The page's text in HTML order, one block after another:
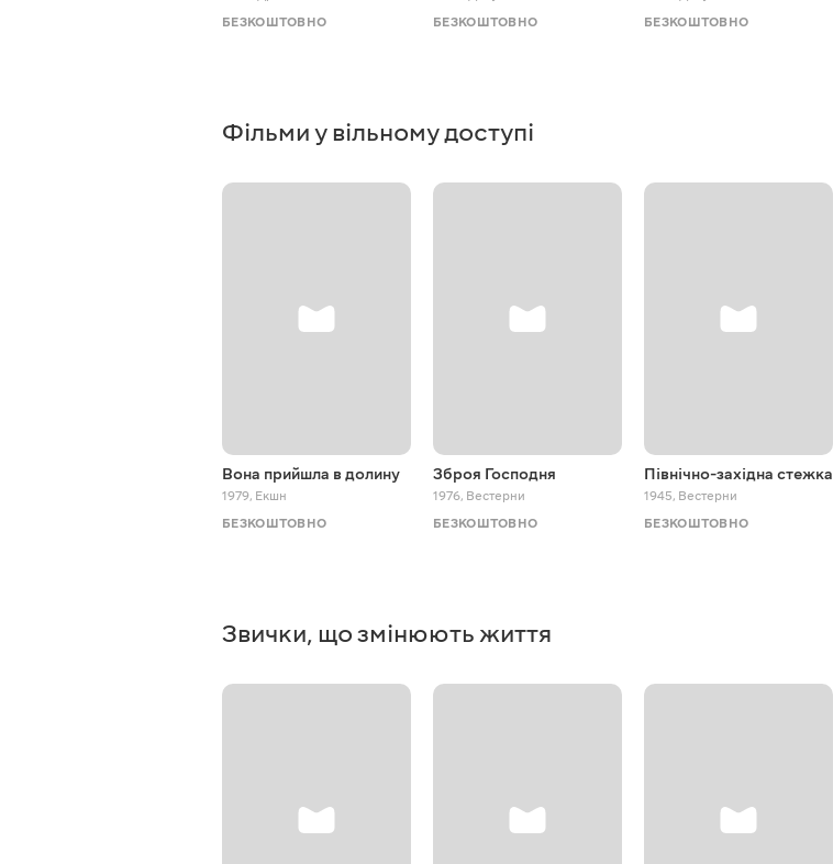
БЕЗКОШТОВНО
БЕЗКОШТОВНО
БЕЗКОШТОВНО
Фільми у вільному доступі
Вона прийшла в долину
1979, Екшн
БЕЗКОШТОВНО
Зброя Господня
1976, Вестерни
БЕЗКОШТОВНО
Північно-західна стежка
1945, Вестерни
БЕЗКОШТОВНО
Звички, що змінюють життя